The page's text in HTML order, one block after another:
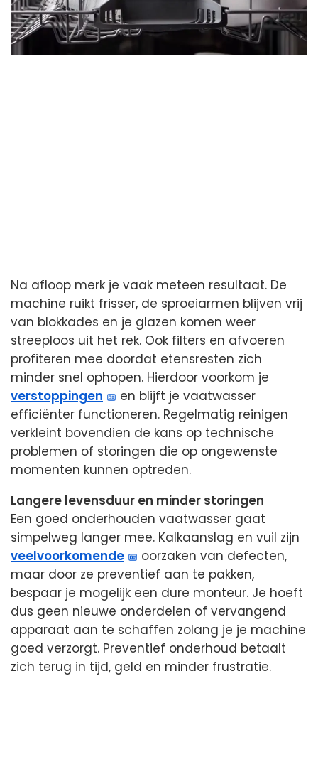
Na afloop merk je vaak meteen resultaat. De
machine ruikt frisser, de sproeiarmen blijven vrij
van blokkades en je glazen komen weer
streeploos uit het rek. Ook filters en afvoeren
profiteren mee doordat etensresten zich
minder snel ophopen. Hierdoor voorkom je
verstoppingen
en blijft je vaatwasser
efficiënter functioneren. Regelmatig reinigen
verkleint bovendien de kans op technische
problemen of storingen die op ongewenste
momenten kunnen optreden.
Langere levensduur en minder storingen
Een goed onderhouden vaatwasser gaat
simpelweg langer mee. Kalkaanslag en vuil zijn
veelvoorkomende
oorzaken van defecten,
maar door ze preventief aan te pakken,
bespaar je mogelijk een dure monteur. Je hoeft
dus geen nieuwe onderdelen of vervangend
apparaat aan te schaffen zolang je je machine
goed verzorgt. Preventief onderhoud betaalt
zich terug in tijd, geld en minder frustratie.